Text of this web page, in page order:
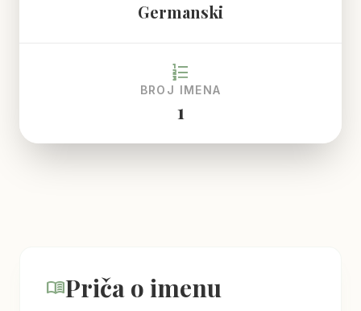
Germanski
format_list_numbered
BROJ IMENA
1
menu_bookPriča o imenu